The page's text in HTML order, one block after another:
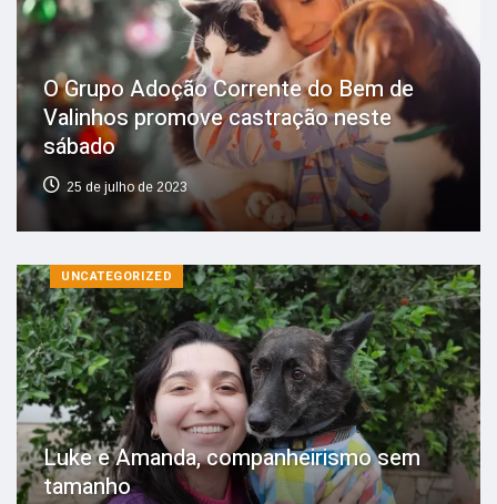
O Grupo Adoção Corrente do Bem de
Valinhos promove castração neste
sábado
25 de julho de 2023
UNCATEGORIZED
Luke e Amanda, companheirismo sem
tamanho